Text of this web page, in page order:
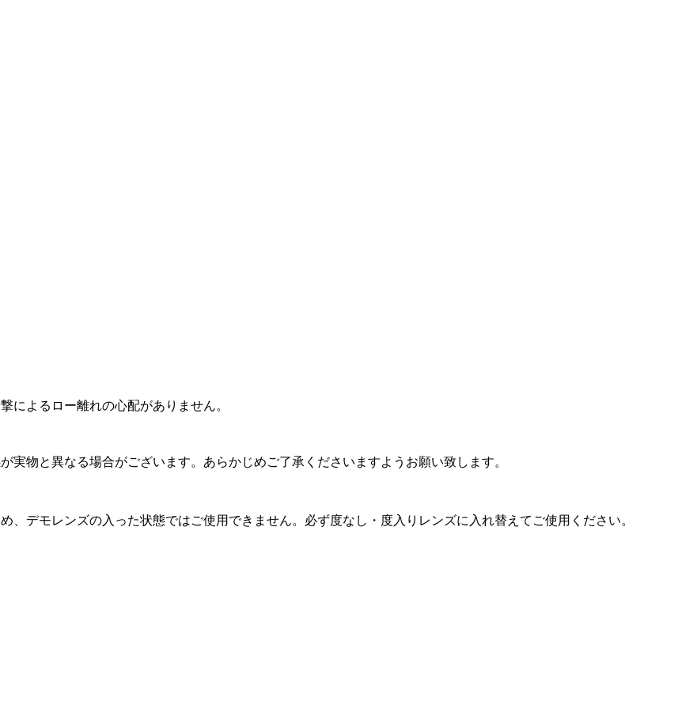
によるロー離れの心配がありません。
物と異なる場合がございます。あらかじめご了承くださいますようお願い致します。
デモレンズの入った状態ではご使用できません。必ず度なし・度入りレンズに入れ替えてご使用ください。